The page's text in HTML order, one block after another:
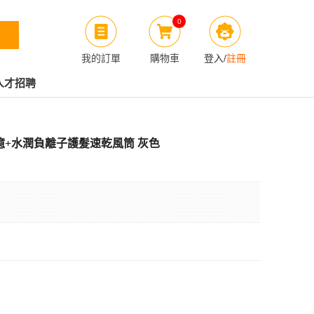
我的訂單
0
購物車 登入/註冊
才招聘
水潤負離子護髮速乾風筒 灰色